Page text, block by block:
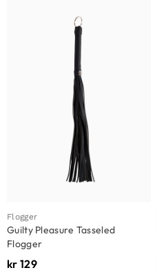
Flogger
Guilty Pleasure Tasseled
Flogger
kr 129